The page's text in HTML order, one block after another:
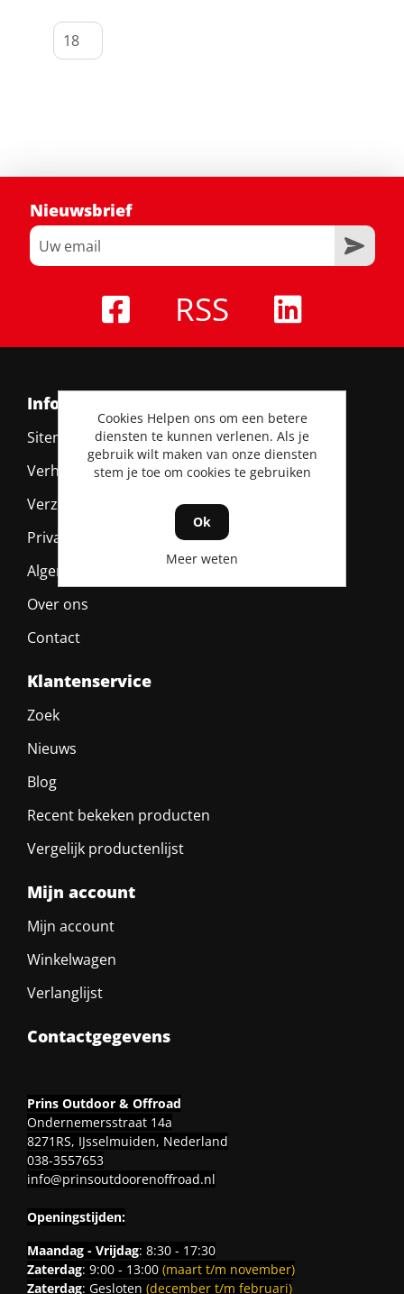
Nieuwsbrief
RSS
Informatie
Sitemap
Verhuurvoorwaarden
Verzending & retour
Privacy policy
Algemene voorwaarden
Over ons
Contact
Klantenservice
Zoek
Nieuws
Blog
Recent bekeken producten
Vergelijk productenlijst
Mijn account
Mijn account
Winkelwagen
Verlanglijst
Contactgegevens
Prins Outdoor & Offroad
Ondernemersstraat 14a
8271RS, IJsselmuiden, Nederland
038-3557653
info@prinsoutdoorenoffroad.nl
Openingstijden:
Maandag - Vrijdag: 8:30 - 17:30
Zaterdag: 9:00 - 13:00 (maart t/m november)
Zaterdag: Gesloten (december t/m februari)
Cookies Helpen ons om een betere
diensten te kunnen verlenen. Als je
gebruik wilt maken van onze diensten
stem je toe om cookies te gebruiken
Ok
Meer weten